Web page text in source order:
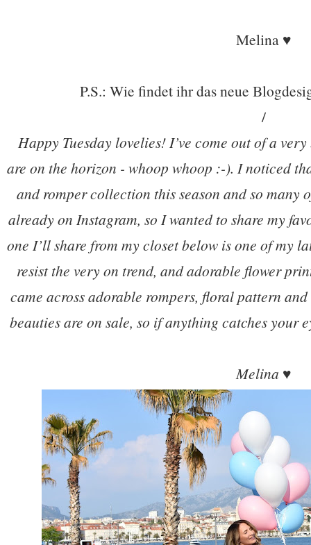
Melina ♥
P.S.: Wie findet ihr das neue
/
Happy Tuesday lovelies! I’ve come out of a
are on the horizon - whoop whoop :-). I noticed
and romper collection this season and so many
already on Instagram, so I wanted to share my
one I’ll share from my closet below is one of my
resist the very on trend, and adorable flower
came across adorable rompers, floral pattern
beauties are on sale, so if anything catches your
Melina ♥